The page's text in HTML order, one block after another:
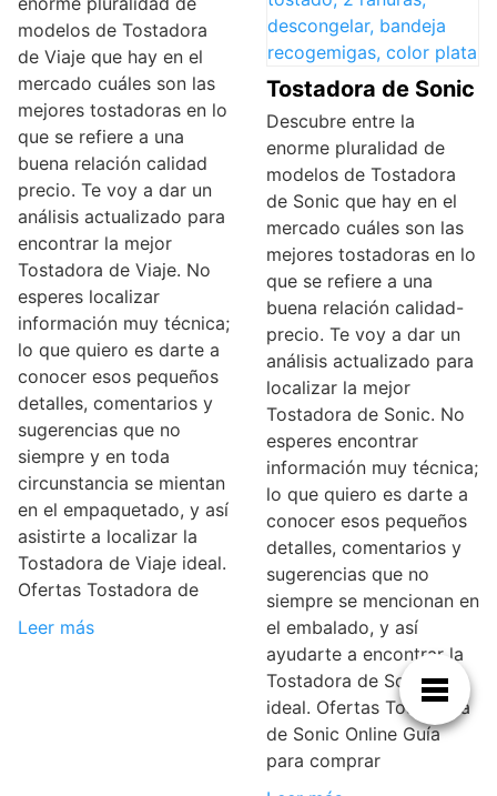
modelos de Tostadora
de Viaje que hay en el
mercado cuáles son las
mejores tostadoras en lo
que se refiere a una
buena relación calidad
precio. Te voy a dar un
análisis actualizado para
encontrar la mejor
Tostadora de Viaje. No
esperes localizar
información muy técnica;
lo que quiero es darte a
conocer esos pequeños
detalles, comentarios y
sugerencias que no
siempre y en toda
circunstancia se mientan
en el empaquetado, y así
asistirte a localizar la
Tostadora de Viaje ideal.
Ofertas Tostadora de
Leer más
Tostadora de Sonic
Descubre entre la
enorme pluralidad de
modelos de Tostadora
de Sonic que hay en el
mercado cuáles son las
mejores tostadoras en lo
que se refiere a una
buena relación calidad-
precio. Te voy a dar un
análisis actualizado para
localizar la mejor
Tostadora de Sonic. No
esperes encontrar
información muy técnica;
lo que quiero es darte a
conocer esos pequeños
detalles, comentarios y
sugerencias que no
siempre se mencionan en
el embalado, y así
ayudarte a encontrar la
Tostadora de Sonic
ideal. Ofertas Tostadora
de Sonic Online Guía
para comprar